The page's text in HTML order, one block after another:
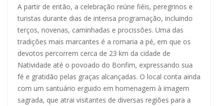
A partir de então, a celebração reúne fiéis, peregrinos e
turistas durante dias de intensa programação, incluindo
terços, novenas, caminhadas e procissões. Uma das
tradições mais marcantes é a romaria a pé, em que os
devotos percorrem cerca de 23 km da cidade de
Natividade até o povoado do Bonfim, expressando sua
fé e gratidão pelas graças alcançadas. O local conta ainda
com um santuário erguido em homenagem à imagem
sagrada, que atrai visitantes de diversas regiões para a